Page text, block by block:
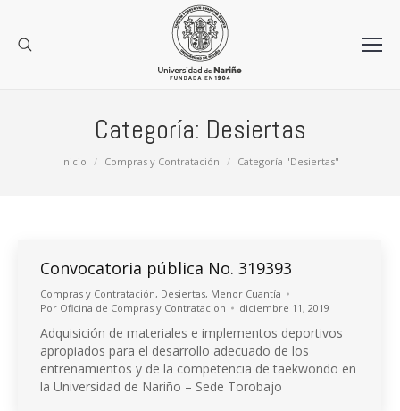
Categoría: Desiertas
Estás aquí:
Inicio Compras y Contratación Categoría "Desiertas"
Convocatoria pública No. 319393
Compras y Contratación, Desiertas, Menor Cuantía
Por Oficina de Compras y Contratacion diciembre 11, 2019
Adquisición de materiales e implementos deportivos
apropiados para el desarrollo adecuado de los
entrenamientos y de la competencia de taekwondo en
la Universidad de Nariño – Sede Torobajo